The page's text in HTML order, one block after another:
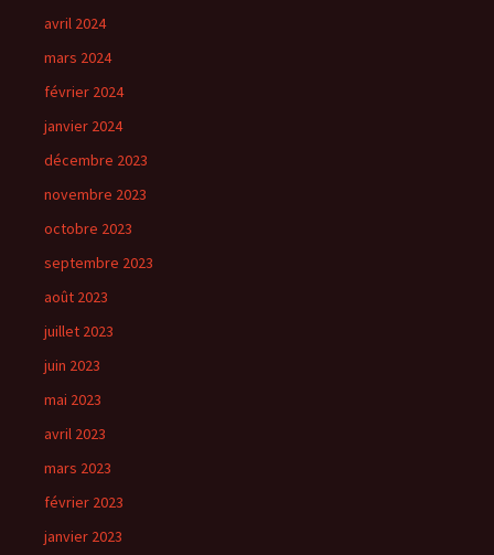
avril 2024
mars 2024
février 2024
janvier 2024
décembre 2023
novembre 2023
octobre 2023
septembre 2023
août 2023
juillet 2023
juin 2023
mai 2023
avril 2023
mars 2023
février 2023
janvier 2023